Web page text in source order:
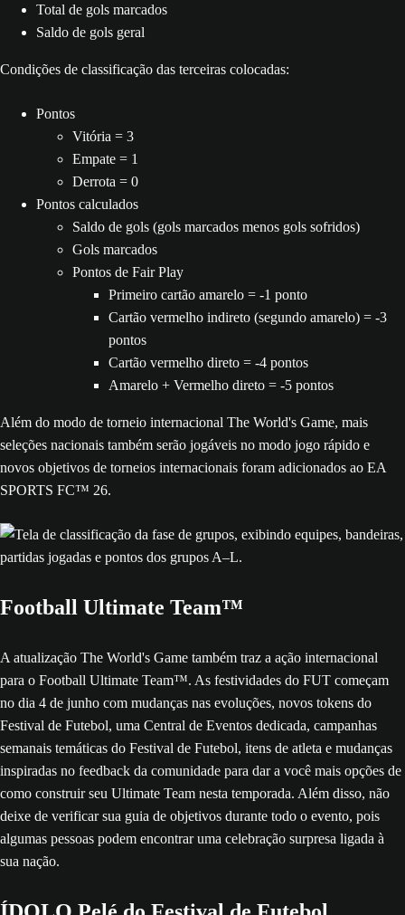
Total de gols marcados
Saldo de gols geral
Condições de classificação das terceiras colocadas:
Pontos
Vitória = 3
Empate = 1
Derrota = 0
Pontos calculados
Saldo de gols (gols marcados menos gols sofridos)
Gols marcados
Pontos de Fair Play
Primeiro cartão amarelo = -1 ponto
Cartão vermelho indireto (segundo amarelo) = -3
pontos
Cartão vermelho direto = -4 pontos
Amarelo + Vermelho direto = -5 pontos
Além do modo de torneio internacional The World's Game, mais
seleções nacionais também serão jogáveis no modo jogo rápido e
novos objetivos de torneios internacionais foram adicionados ao EA
SPORTS FC™ 26.
Football Ultimate Team™
A atualização The World's Game também traz a ação internacional
para o Football Ultimate Team™. As festividades do FUT começam
no dia 4 de junho com mudanças nas evoluções, novos tokens do
Festival de Futebol, uma Central de Eventos dedicada, campanhas
semanais temáticas do Festival de Futebol, itens de atleta e mudanças
inspiradas no feedback da comunidade para dar a você mais opções de
como construir seu Ultimate Team nesta temporada. Além disso, não
deixe de verificar sua guia de objetivos durante todo o evento, pois
algumas pessoas podem encontrar uma celebração surpresa ligada à
sua nação.